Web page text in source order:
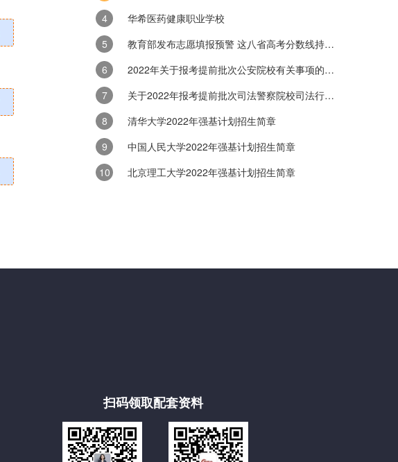
职高入学对成绩有无要求？
职业高中，作为针对特定职业培养人才的中等教育阶段，其教学内容和课程设置与普通高
截然不同，为众多学生提供了实现梦想的崭新途径。然而，关于职高选拔标准，特别是成
高中孩子读技校就意味着毁了吗？
近年来，职业教育在社会的重视程度日益提升，越来越多的学生选择踏入技校的大门。然
而，这一选择在社会上仍存在诸多争议。有人担忧，高中孩子读技校是否意味着未来被“
中职学校升学班与普通班级的差异解析
在职业教育的广阔天地中，中职学校的升学班与普通班作为两种重要的教学班型，各自承
华希医药健康职业学校
教育部发布志愿填报预警 这八省高考分数线持续出炉
2022年关于报考提前批次公安院校有关事项的公告
关于2022年报考提前批次司法警察院校司法行政警察类专业有关事项的公告
清华大学2022年强基计划招生简章
中国人民大学2022年强基计划招生简章
北京理工大学2022年强基计划招生简章
扫码领取配套资料